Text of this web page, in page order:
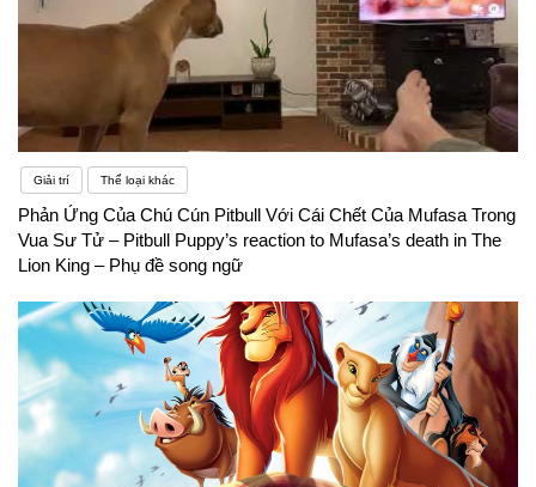
Giải trí Thể loại khác
Phản Ứng Của Chú Cún Pitbull Với Cái Chết Của Mufasa Trong
Vua Sư Tử – Pitbull Puppy’s reaction to Mufasa’s death in The
Lion King – Phụ đề song ngữ